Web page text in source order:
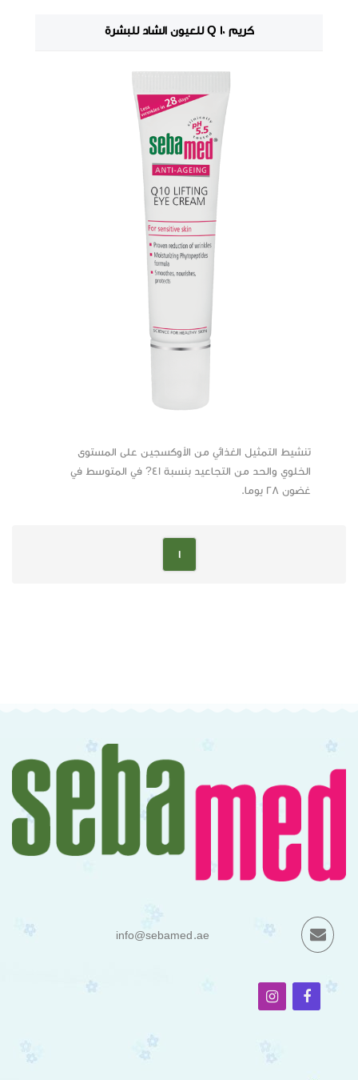
كريم Q 10 للعيون الشاد للبشرة
تنشيط التمثيل الغذائي من الأوكسجين على المستوى
الخلوي والحد من التجاعيد بنسبة 41? في المتوسط في
غضون 28 يوما.
1
info@sebamed.ae